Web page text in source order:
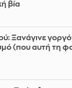
βία
Ξανάγινε
(που αυτή τη